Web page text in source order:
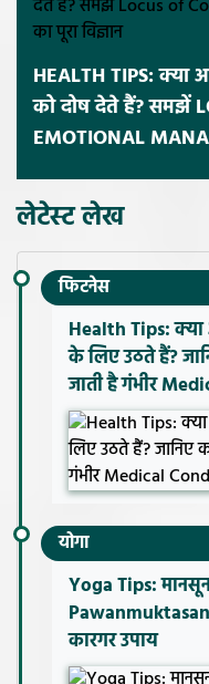
HEALTH TIPS:
को दोष देते हैं? समझें
EMOTIONAL
लेटेस्ट लेख
फिटनेस
Health Tips: क्या
के लिए उठते हैं?
जाती है गंभीर
योगा
Yoga Tips:
कारगर उपाय